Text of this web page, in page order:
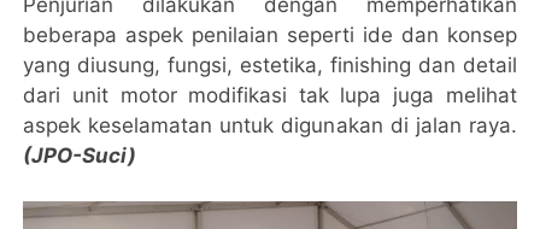
beberapa aspek penilaian seperti ide dan konsep
yang diusung, fungsi, estetika, finishing dan detail
dari unit motor modifikasi tak lupa juga melihat
aspek keselamatan untuk digunakan di jalan raya.
(JPO-Suci)